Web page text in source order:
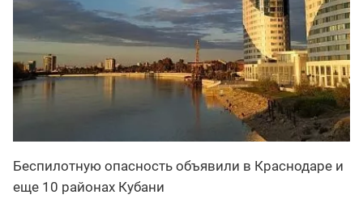
Беспилотную опасность объявили в Краснодаре и
еще 10 районах Кубани